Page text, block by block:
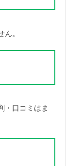
。
・口コミはま